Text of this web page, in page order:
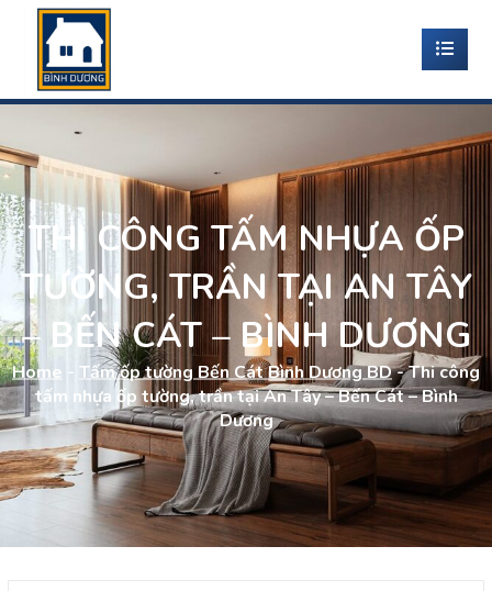
THI CÔNG TẤM NHỰA ỐP
TƯỜNG, TRẦN TẠI AN TÂY
– BẾN CÁT – BÌNH DƯƠNG
Home - Tấm ốp tường Bến Cát Bình Dương BD-Thi công
tấm nhựa ốp tường, trần tại An Tây – Bến Cát – Bình
Dương